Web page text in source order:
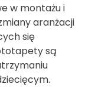
w montażu i
aranżacji
się
są